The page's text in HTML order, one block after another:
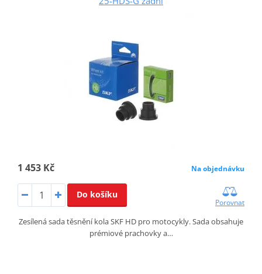
1 453 Kč Na objednávku
Do košíku
Porovnat
Zesílená sada těsnění kola SKF HD pro motocykly. Sada obsahuje
prémiové prachovky a…